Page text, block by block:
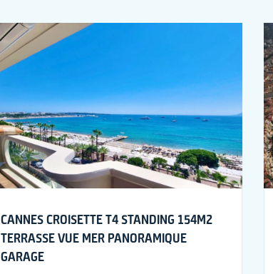
CANNES CROISETTE T4 STANDING 154M2
TERRASSE VUE MER PANORAMIQUE
GARAGE